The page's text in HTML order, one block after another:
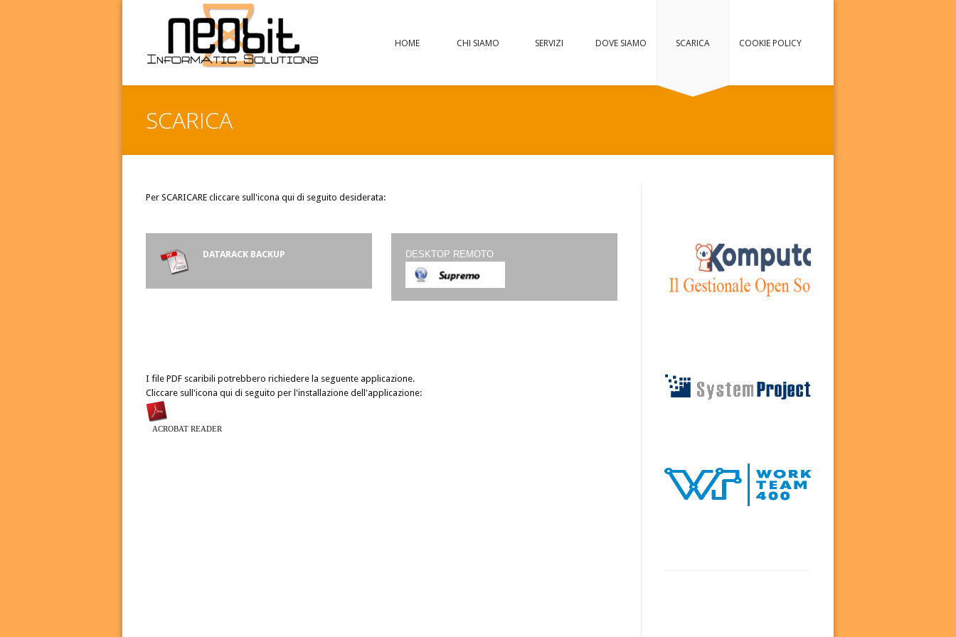
HOME CHI SIAMO SERVIZI DOVE SIAMO SCARICA COOKIE POLICY
SCARICA
Per SCARICARE cliccare sull'icona qui di seguito desiderata:
DATARACK BACKUP DESKTOP REMOTO
I file PDF scaribili potrebbero richiedere la seguente applicazione.
Cliccare sull'icona qui di seguito per l'installazione dell'applicazione:
ACROBAT READER